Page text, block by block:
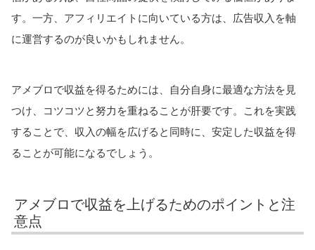
す。一方、アフィリエイトに向いている方は、広告収入を軸
に運営するのが良いかもしれません。
アメブロで収益を得るためには、自分自身に最適な方法を見
つけ、コツコツと努力を重ねることが肝要です。これを実践
することで、収入の幅を広げると同時に、安定した収益を得
ることが可能になるでしょう。
アメブロで収益を上げるためのポイントと注
意点